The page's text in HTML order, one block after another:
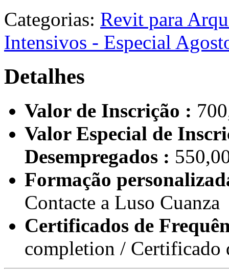
Categorias: Revit para
Intensivos - Especial
Detalhes
Valor de Inscrição :
Valor Especial de
Desempregados :
Formação
Contacte a Luso Cuanza
Certificados de
completion / Certificado